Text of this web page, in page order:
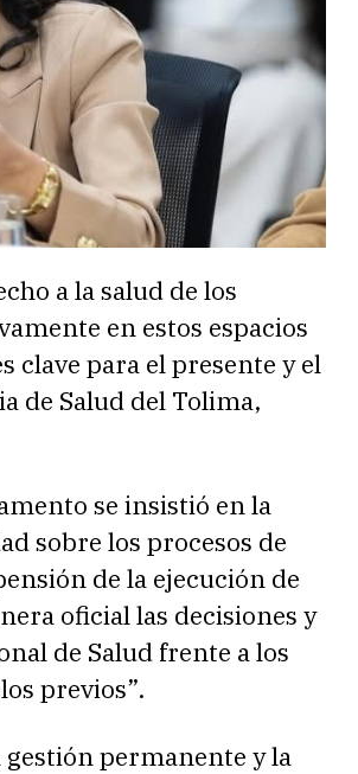
a la salud de los
en estos espacios
clave para el presente y el
de Salud del Tolima,
se insistió en la
sobre los procesos de
de la ejecución de
oficial las decisiones y
de Salud frente a los
previos”.
permanente y la